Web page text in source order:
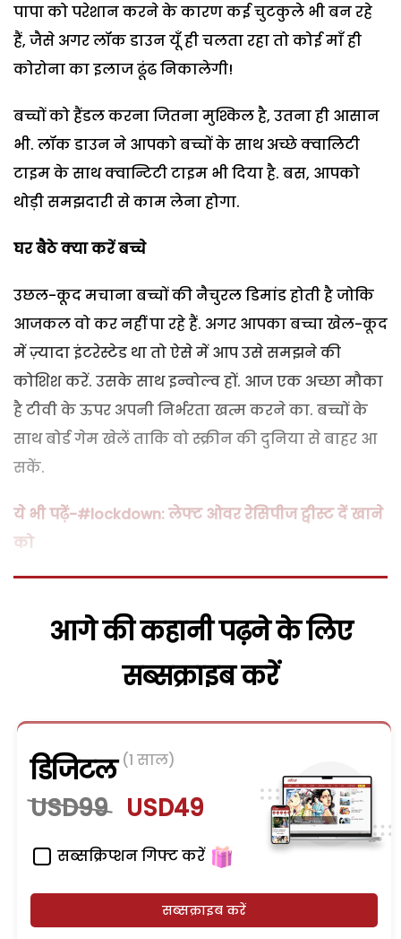
पापा को परेशान करने के कारण कई चुटकुले भी बन रहे
हैं, जैसे अगर लॉक डाउन यूँ ही चलता रहा तो कोई माँ ही
कोरोना का इलाज ढूंढ निकालेगी!
बच्चों को हैंडल करना जितना मुश्किल है, उतना ही आसान
भी. लॉक डाउन ने आपको बच्चों के साथ अच्छे क्वालिटी
टाइम के साथ क्वान्टिटी टाइम भी दिया है. बस, आपको
थोड़ी समझदारी से काम लेना होगा.
घरबैठेक्याकरेंबच्चे
उछल-कूद मचाना बच्चों की नैचुरल डिमांड होती है जोकि
आजकल वो कर नहीं पा रहे हैं. अगर आपका बच्चा खेल-कूद
में ज़्यादा इंटरेस्टेड था तो ऐसे में आप उसे समझने की
कोशिश करें. उसके साथ इन्वोल्व हों. आज एक अच्छा मौका
है टीवी के ऊपर अपनी निर्भरता खत्म करने का. बच्चों के
साथ बोर्ड गेम खेलें ताकि वो स्क्रीन की दुनिया से बाहर आ
सकें.
ये भी पढ़ें-#lockdown: लेफ्ट ओवर रेसिपीज ट्वीस्ट दें खाने
को
आगे की कहानी पढ़ने के लिए
सब्सक्राइब करें
डिजिटल (1 साल)
USD99 USD49
सब्सक्रिप्शन गिफ्ट करें
सब्सक्राइब करें